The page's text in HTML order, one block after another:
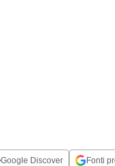
Google Discover Fonti